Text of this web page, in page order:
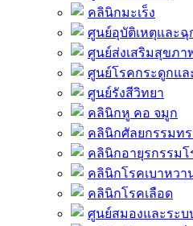
คลินิกมะเร็ง
ศูนย์อุบัติเหตุและฉุ
ศูนย์ส่งเสริมสุขภา
ศูนย์โรคกระดูกแล
ศูนย์รังสีวิทยา
คลินิกหู คอ จมูก
คลินิกศัลยกรรมทร
คลินิกอายุรกรรมโ
คลินิกโรคเบาหว
คลินิกโรคเลือด
ศูนย์สมองและระบ